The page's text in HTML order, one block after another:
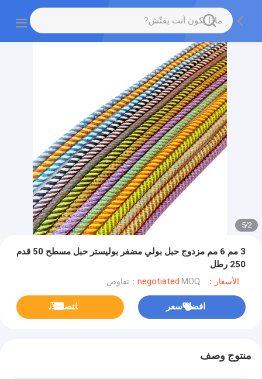
2
/
5
3 مم 6 مم مزدوج حبل بولي مضفر بوليستر حبل مسطح 50 قدم
250 رطل
الأسعار：negotiated MOQ：تفاوض
افضل سعر ﺎﺘﺼﻟ ﺍﻶﻧ
منتوج وصف